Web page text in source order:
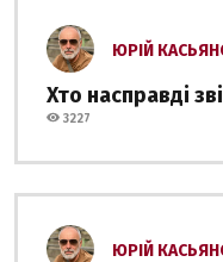
ЮРІЙ
Хто насправді
3227
ЮРІЙ